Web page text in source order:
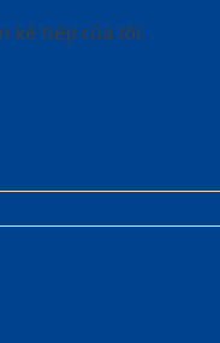
kế tiếp của tôi.